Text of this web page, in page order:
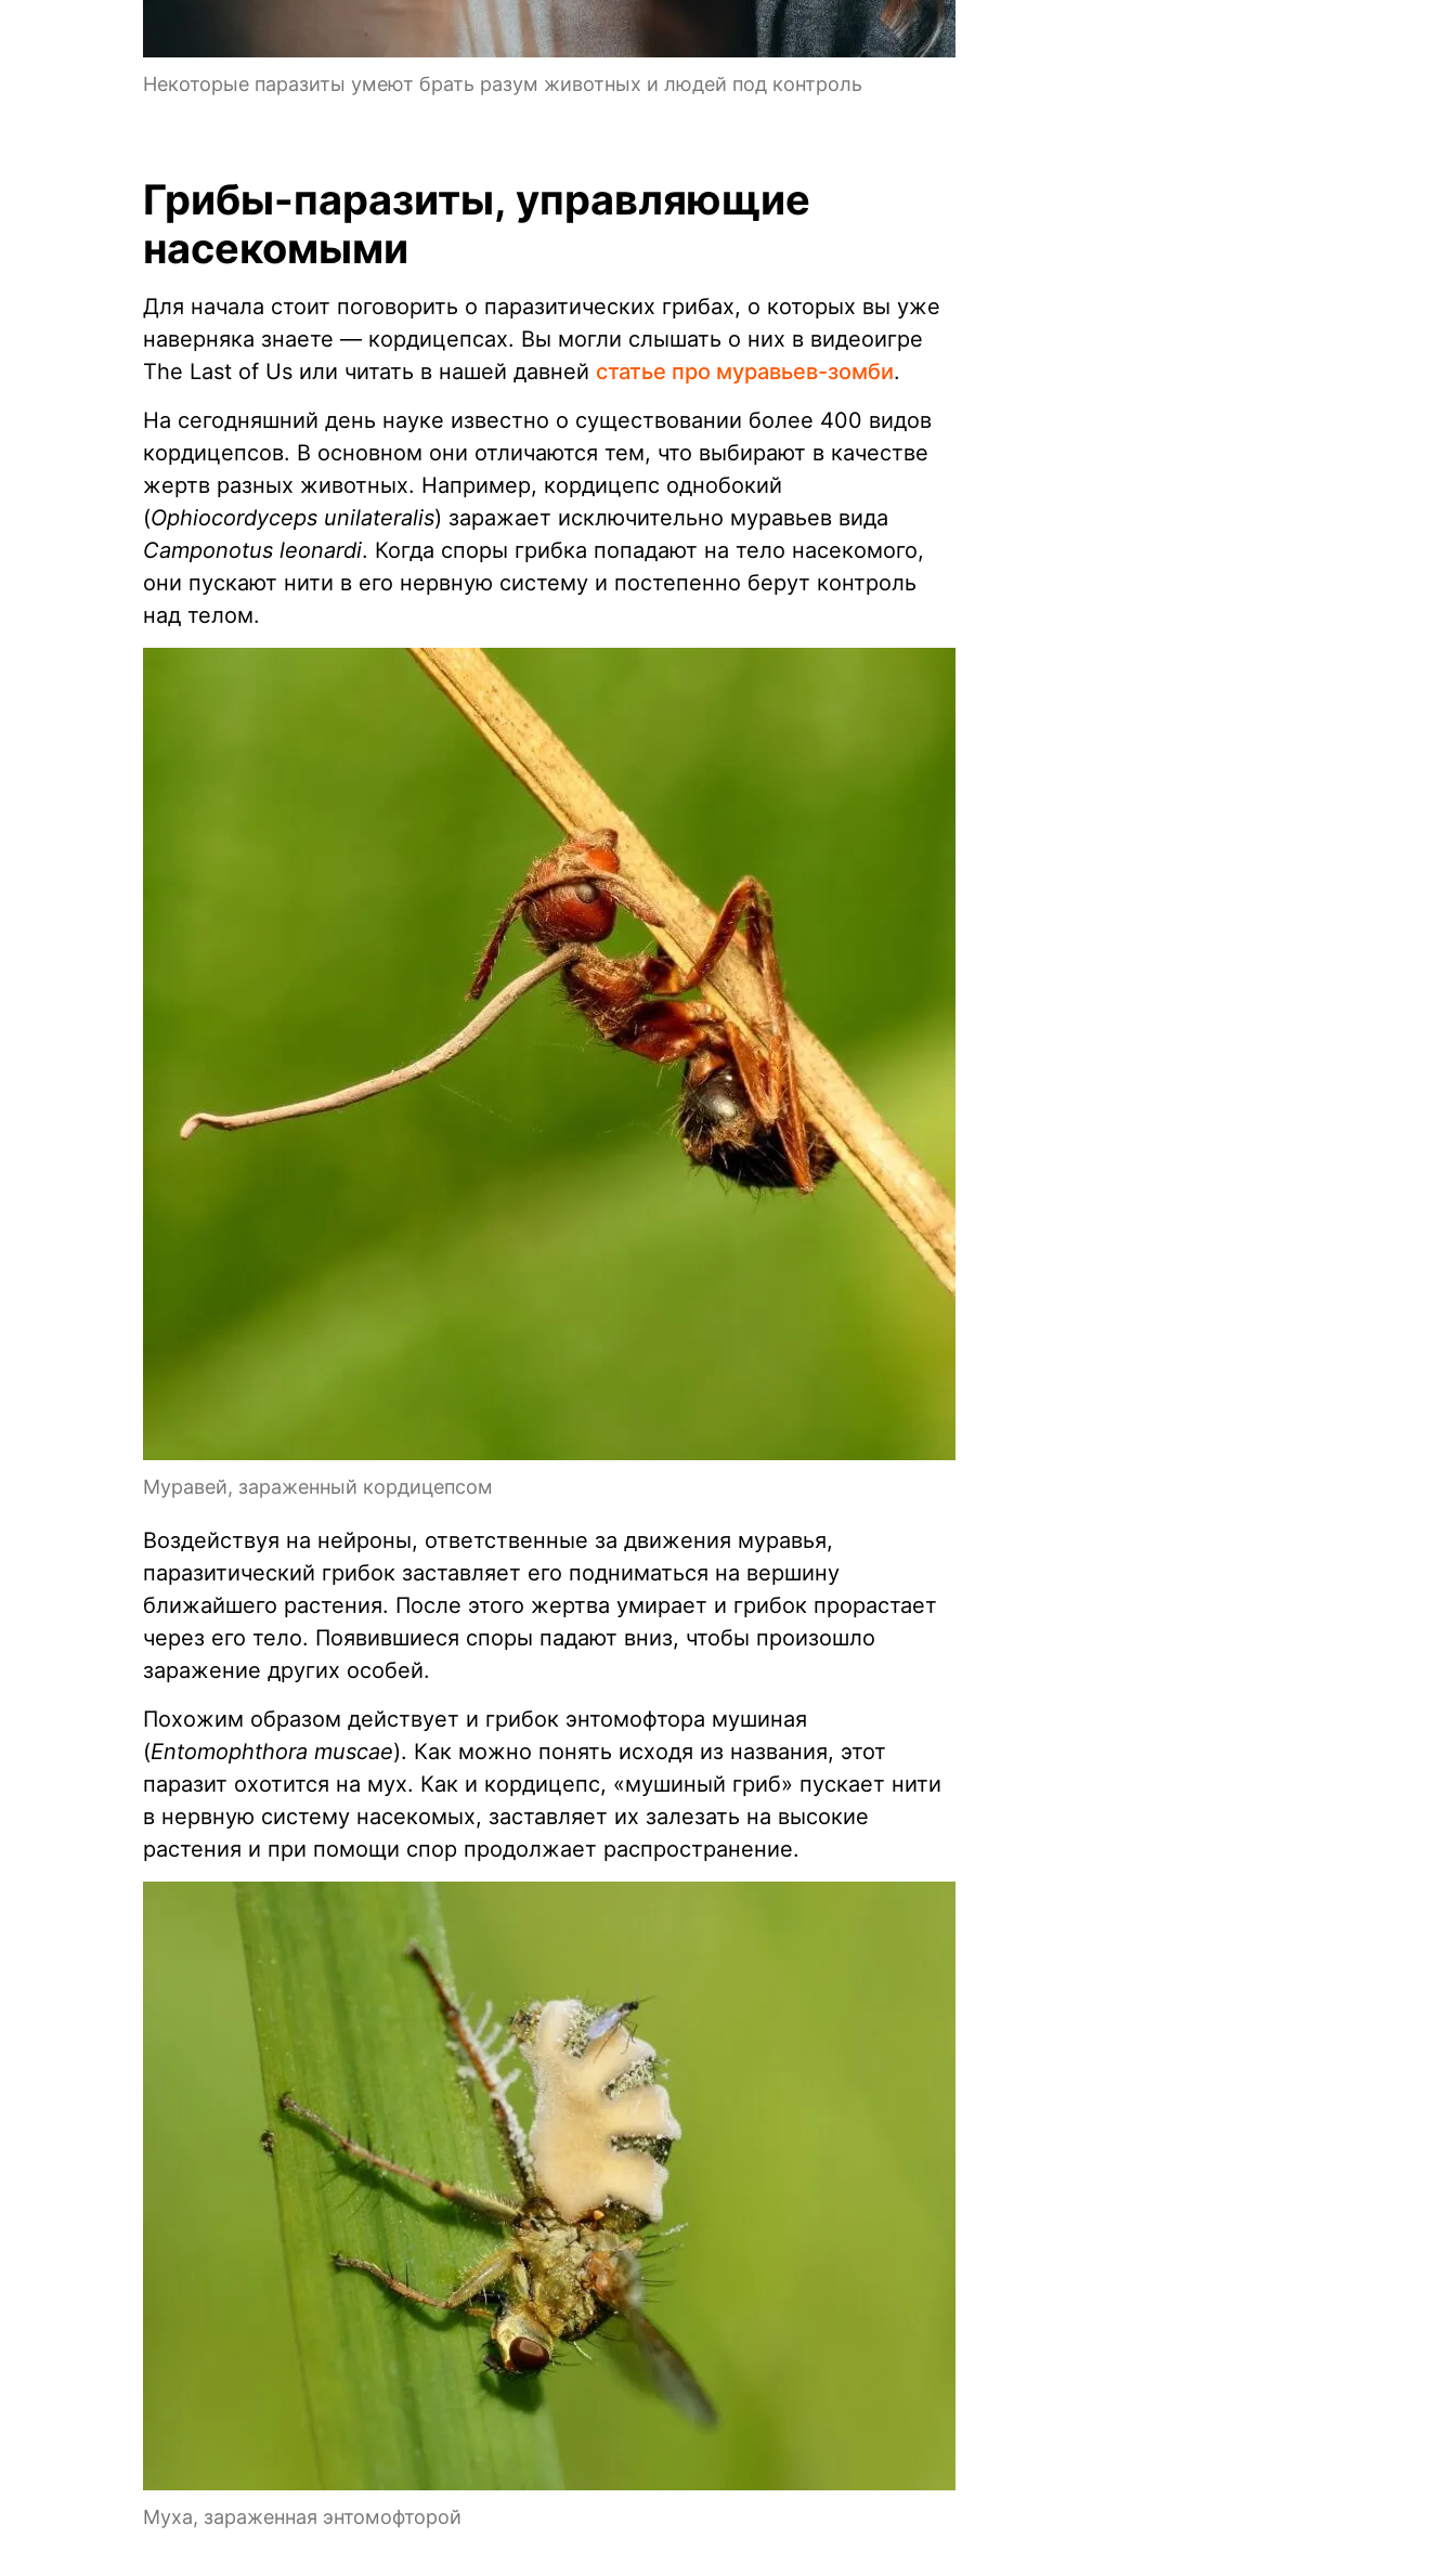
Некоторые паразиты умеют брать разум животных и людей под контроль
Грибы-паразиты, управляющие
насекомыми
Для начала стоит поговорить о паразитических грибах, о которых вы уже
наверняка знаете — кордицепсах. Вы могли слышать о них в видеоигре
The Last of Us или читать в нашей давней статье про муравьев-зомби.
На сегодняшний день науке известно о существовании более 400 видов
кордицепсов. В основном они отличаются тем, что выбирают в качестве
жертв разных животных. Например, кордицепс однобокий
(Ophiocordyceps unilateralis) заражает исключительно муравьев вида
Camponotus leonardi. Когда споры грибка попадают на тело насекомого,
они пускают нити в его нервную систему и постепенно берут контроль
над телом.
Муравей, зараженный кордицепсом
Воздействуя на нейроны, ответственные за движения муравья,
паразитический грибок заставляет его подниматься на вершину
ближайшего растения. После этого жертва умирает и грибок прорастает
через его тело. Появившиеся споры падают вниз, чтобы произошло
заражение других особей.
Похожим образом действует и грибок энтомофтора мушиная
(Entomophthora muscae). Как можно понять исходя из названия, этот
паразит охотится на мух. Как и кордицепс, «мушиный гриб» пускает нити
в нервную систему насекомых, заставляет их залезать на высокие
растения и при помощи спор продолжает распространение.
Муха, зараженная энтомофторой